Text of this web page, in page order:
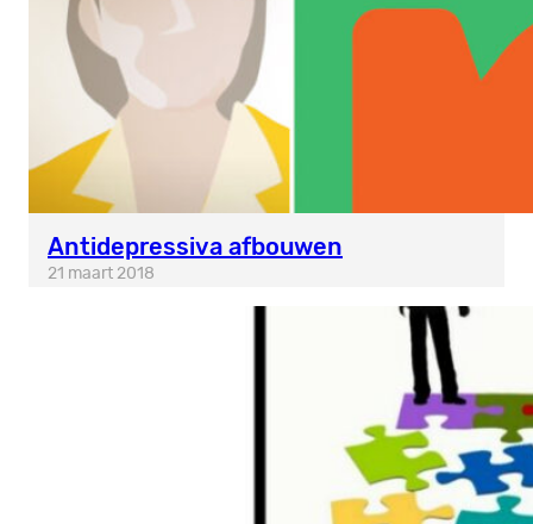
Antidepressiva afbouwen
21 maart 2018